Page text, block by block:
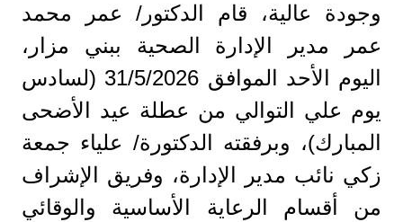
وجودة عالية، قام الدكتور/ عمر محمد
عمر مدير الإدارة الصحية ببني مزار،
اليوم الأحد الموافق 31/5/2026 (لسادس
يوم علي التوالي من عطلة عيد الأضحى
المبارك)، وبرفقته الدكتورة/ علياء جمعة
زكي نائب مدير الإدارة، وفريق الإشراف
من أقسام الرعاية الأساسية والوقائي